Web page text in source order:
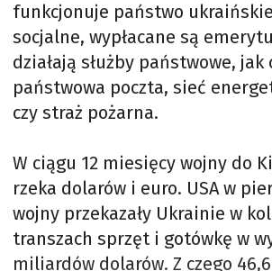
funkcjonuje państwo
socjalne, wypłacane są
działają służby państwowe, jak
państwowa poczta, sieć
czy straż pożarna.
W ciągu 12 miesięcy wojny do
rzeka dolarów i euro. USA w
wojny przekazały Ukrainie w
transzach sprzęt i gotówkę w
miliardów dolarów. Z czego